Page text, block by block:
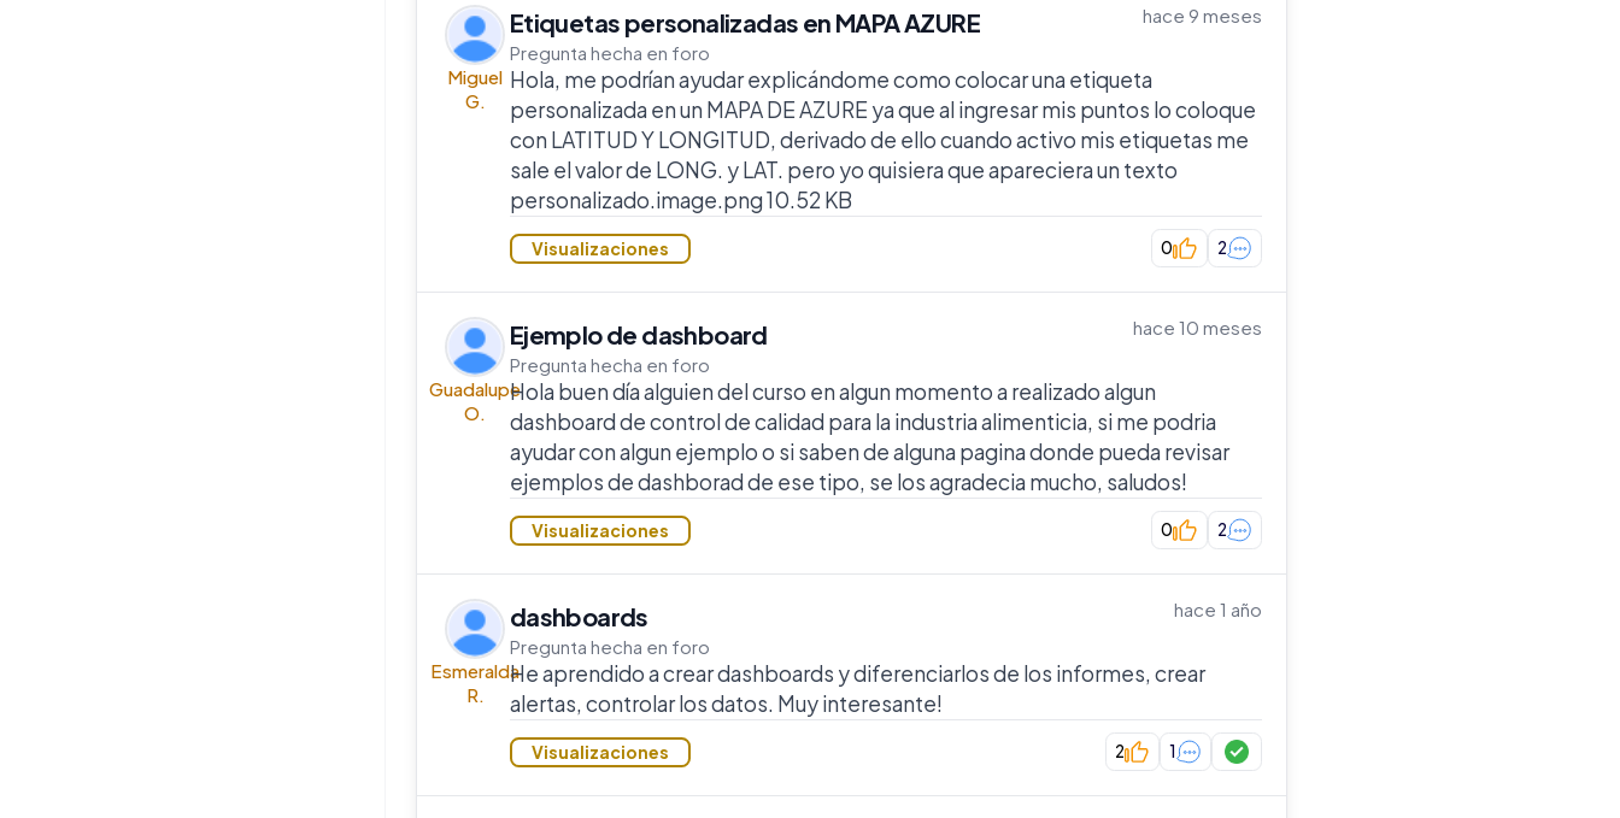
Miguel
G.
Etiquetas personalizadas en MAPA AZURE
Pregunta hecha en foro
hace 9 meses
Hola, me podrían ayudar explicándome como colocar una etiqueta
personalizada en un MAPA DE AZURE ya que al ingresar mis puntos lo coloque
con LATITUD Y LONGITUD, derivado de ello cuando activo mis etiquetas me
sale el valor de LONG. y LAT. pero yo quisiera que apareciera un texto
personalizado.image.png 10.52 KB
Visualizaciones 0 2
Guadalupe
O.
Ejemplo de dashboard
Pregunta hecha en foro
hace 10 meses
Hola buen día alguien del curso en algun momento a realizado algun
dashboard de control de calidad para la industria alimenticia, si me podria
ayudar con algun ejemplo o si saben de alguna pagina donde pueda revisar
ejemplos de dashborad de ese tipo, se los agradecia mucho, saludos!
Visualizaciones 0 2
Esmeralda
R.
dashboards
Pregunta hecha en foro
hace 1 año
He aprendido a crear dashboards y diferenciarlos de los informes, crear
alertas, controlar los datos. Muy interesante!
Visualizaciones 2 1